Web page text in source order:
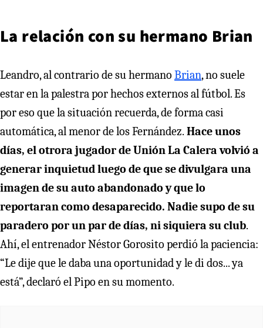
La relación con su hermano Brian
Leandro, al contrario de su hermano Brian, no suele
estar en la palestra por hechos externos al fútbol. Es
por eso que la situación recuerda, de forma casi
automática, al menor de los Fernández. Hace unos
días, el otrora jugador de Unión La Calera volvió a
generar inquietud luego de que se divulgara una
imagen de su auto abandonado y que lo
reportaran como desaparecido. Nadie supo de su
paradero por un par de días, ni siquiera su club.
Ahí, el entrenador Néstor Gorosito perdió la paciencia:
“Le dije que le daba una oportunidad y le di dos... ya
está”, declaró el Pipo en su momento.